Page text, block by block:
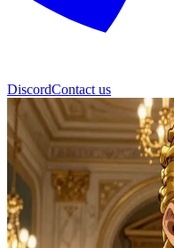
DiscordContact us